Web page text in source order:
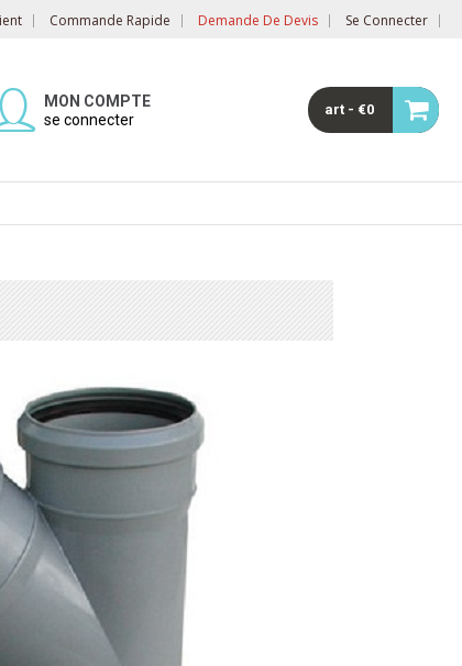
Commande Rapide Demande De Devis Se Connecter
MON COMPTE
se connecter
art - €0